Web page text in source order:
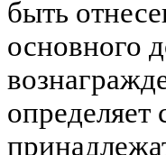
быть
основного
определяет